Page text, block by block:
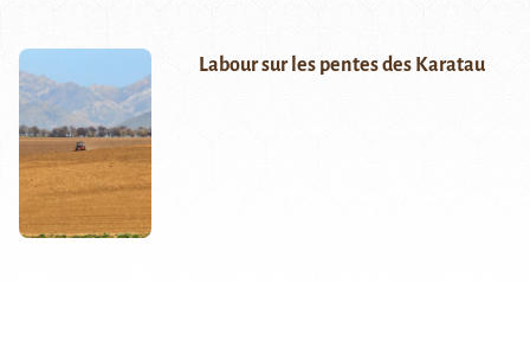
Labour sur les pentes des Karatau